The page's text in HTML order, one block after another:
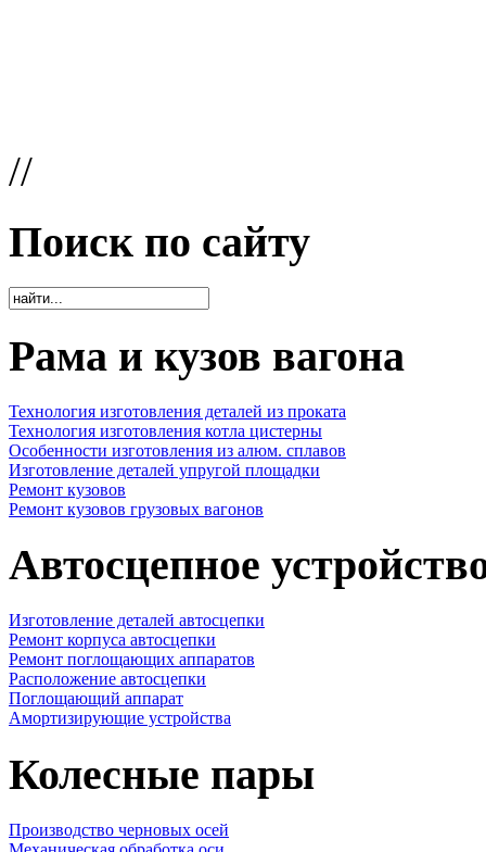
//
Поиск по сайту
Рама и кузов вагона
Технология изготовления деталей из проката
Технология изготовления котла цистерны
Особенности изготовления из алюм. сплавов
Изготовление деталей упругой площадки
Ремонт кузовов
Ремонт кузовов грузовых вагонов
Автосцепное
Изготовление деталей автосцепки
Ремонт корпуса автосцепки
Ремонт поглощающих аппаратов
Расположение автосцепки
Поглощающий аппарат
Амортизирующие устройства
Колесные пары
Производство черновых осей